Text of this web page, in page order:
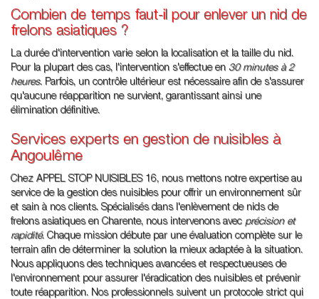
Combien de temps faut-il pour enlever un nid de
frelons asiatiques ?
La durée d'intervention varie selon la localisation et la taille du nid.
Pour la plupart des cas, l'intervention s'effectue en 30 minutes à 2
heures. Parfois, un contrôle ultérieur est nécessaire afin de s'assurer
qu'aucune réapparition ne survient, garantissant ainsi une
élimination définitive.
Services experts en gestion de nuisibles à
Angoulême
Chez APPEL STOP NUISIBLES 16, nous mettons notre expertise au
service de la gestion des nuisibles pour offrir un environnement sûr
et sain à nos clients. Spécialisés dans l'enlèvement de nids de
frelons asiatiques en Charente, nous intervenons avec précision et
rapidité. Chaque mission débute par une évaluation complète sur le
terrain afin de déterminer la solution la mieux adaptée à la situation.
Nous appliquons des techniques avancées et respectueuses de
l'environnement pour assurer l'éradication des nuisibles et prévenir
toute réapparition. Nos professionnels suivent un protocole strict qui